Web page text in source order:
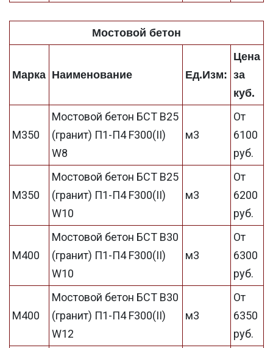
Мостовой бетон
Марка Наименование Ед.Изм:
Цена
за
куб.
М350
Мостовой бетон БСТ В25
(гранит) П1-П4 F300(II)
W8
м3
От
6100
руб.
М350
Мостовой бетон БСТ В25
(гранит) П1-П4 F300(II)
W10
м3
От
6200
руб.
М400
Мостовой бетон БСТ В30
(гранит) П1-П4 F300(II)
W10
м3
От
6300
руб.
М400
Мостовой бетон БСТ В30
(гранит) П1-П4 F300(II)
W12
м3
От
6350
руб.